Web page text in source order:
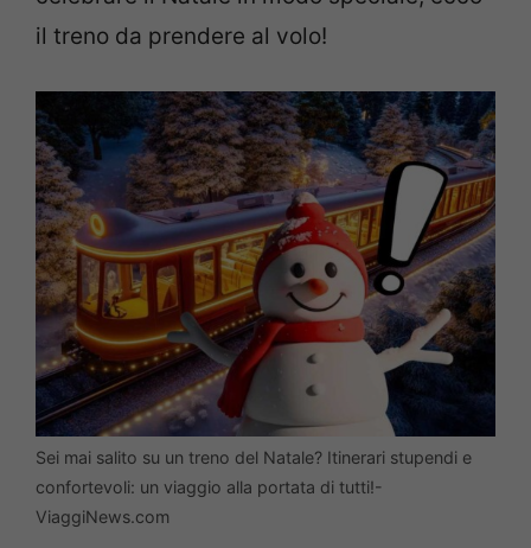
il treno da prendere al volo!
Sei mai salito su un treno del Natale? Itinerari stupendi e
confortevoli: un viaggio alla portata di tutti!-
ViaggiNews.com